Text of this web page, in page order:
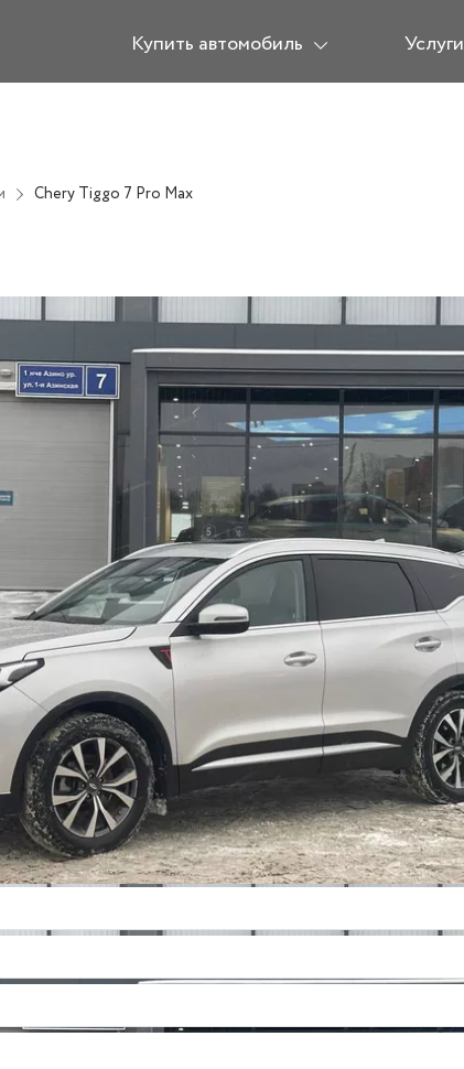
Купить автомобиль Услуги
Chery Tiggo 7 Pro Max
комплектации Об автомобиле